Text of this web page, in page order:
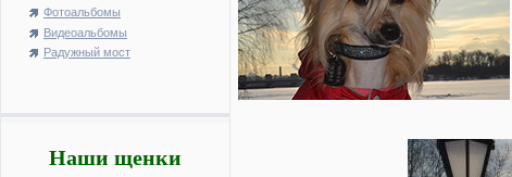
Фотоальбомы
Видеоальбомы
Радужный мост
Наши щенки